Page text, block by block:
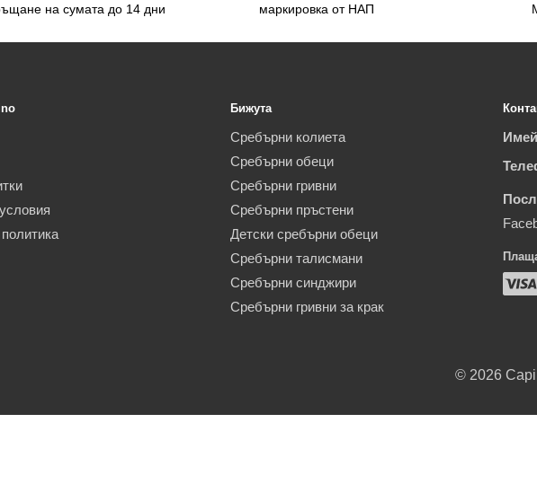
на сумата до 14 дни
маркировка от НАП
Бижута
Сребърни колиета
Сребърни обеци
Сребърни гривни
Сребърни пръстени
Детски сребърни обеци
Сребърни талисмани
Сребърни синджири
Сребърни гривни за крак
© 2026